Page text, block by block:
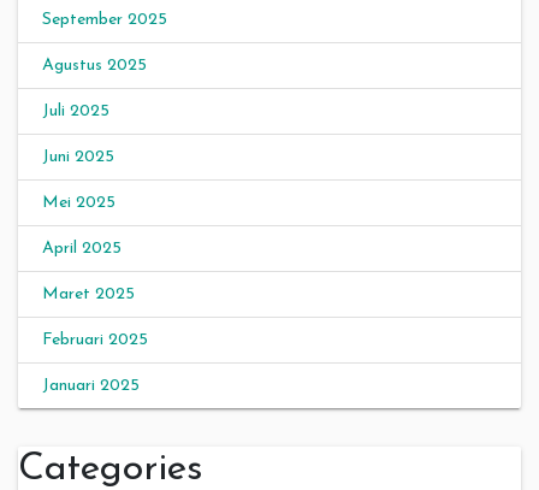
September 2025
Agustus 2025
Juli 2025
Juni 2025
Mei 2025
April 2025
Maret 2025
Februari 2025
Januari 2025
Categories